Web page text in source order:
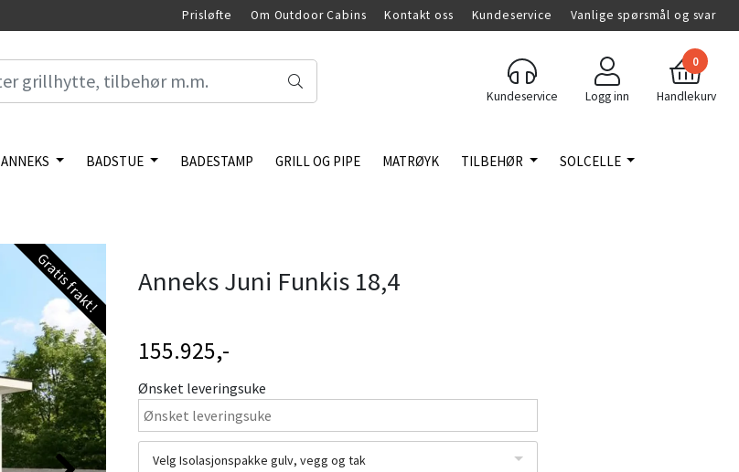
Prisløfte Om Outdoor Cabins Kontakt oss Kundeservice Vanlige spørsmål og svar
Kundeservice Logg inn
0
Handlekurv
ANNEKS BADSTUE BADESTAMP GRILL OG PIPE MATRØYK TILBEHØR SOLCELLE
Gratis frakt! Anneks Juni Funkis 18,4
155.925,-
Ønsket leveringsuke
Velg Isolasjonspakke gulv, vegg og tak